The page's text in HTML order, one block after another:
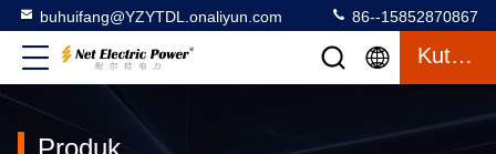
buhuifang@YZYTDL.onaliyun.com 86--15852870867
Kutipan
Produk